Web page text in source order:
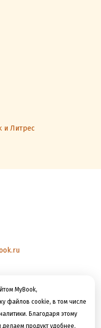
MyBook,
файлов cookie, в том числе
Благодаря этому
продукт удобнее.
и Литрес